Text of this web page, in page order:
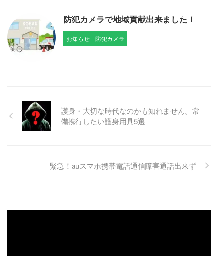
防犯カメラで地域貢献出来ました！
お知らせ 防犯カメラ
護身・大切な時代なのかも知れません。常
備携行したい護身用具5選
緊急！auスマホ携帯電話通信障害通話出来ず